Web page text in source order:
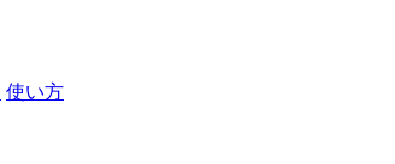
使い方